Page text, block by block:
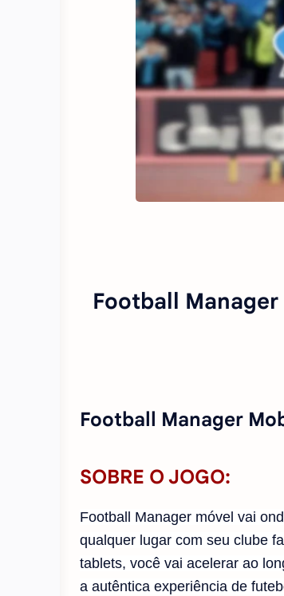
Football Manager
Football Manager
SOBRE O JOGO:
Football Manager móvel vai
qualquer lugar com seu clube
tablets, você vai acelerar ao
a autêntica experiência de